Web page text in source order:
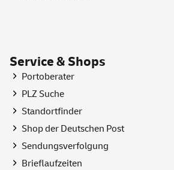
Service & Shops
Portoberater
PLZ Suche
Standortfinder
Shopder Deutschen Post
Sendungsverfolgung
Brieflaufzeiten